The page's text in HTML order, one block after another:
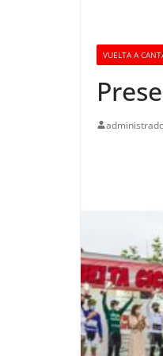
VUELTA A